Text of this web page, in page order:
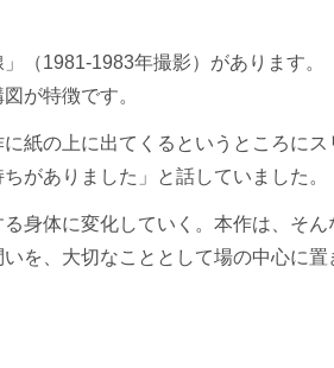
（1981-1983年撮影）があります。
が特徴です。
紙の上に出てくるというところにス
がありました」と話していました。
身体に変化していく。本作は、そん
を、大切なこととして場の中心に置